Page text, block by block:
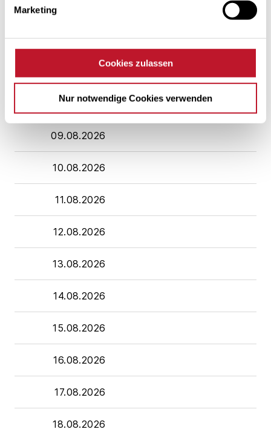
Marketing
Cookies zulassen
Nur notwendige Cookies verwenden
05.08.2026
06.08.2026 1.869.346
08.08.2026
09.08.2026
10.08.2026
11.08.2026
12.08.2026
13.08.2026
14.08.2026
15.08.2026
16.08.2026
17.08.2026
18.08.2026